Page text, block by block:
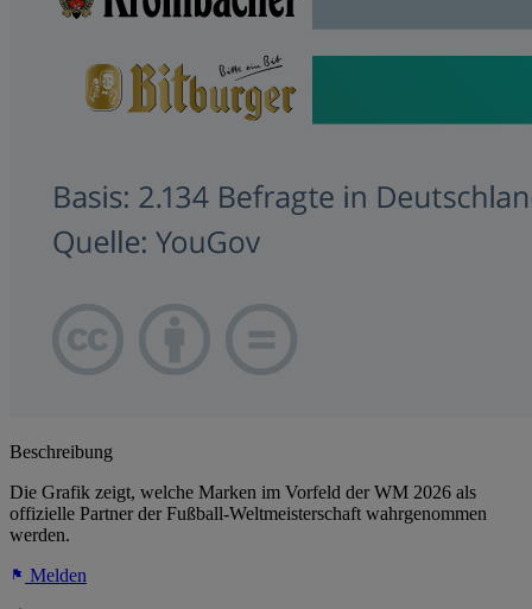
Beschreibung
Die Grafik zeigt, welche Marken im Vorfeld der WM 2026 als
offizielle Partner der Fußball-Weltmeisterschaft wahrgenommen
werden.
Melden